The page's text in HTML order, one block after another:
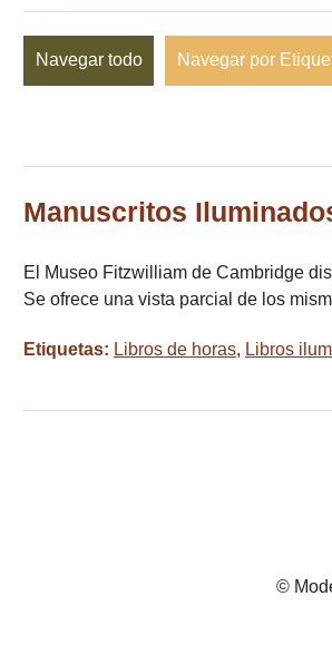
Navegar todo Navegar por
Manuscritos
El Museo Fitzwilliam de Cambridge
Se ofrece una vista parcial de los
Etiquetas: Libros de horas, Libros
©